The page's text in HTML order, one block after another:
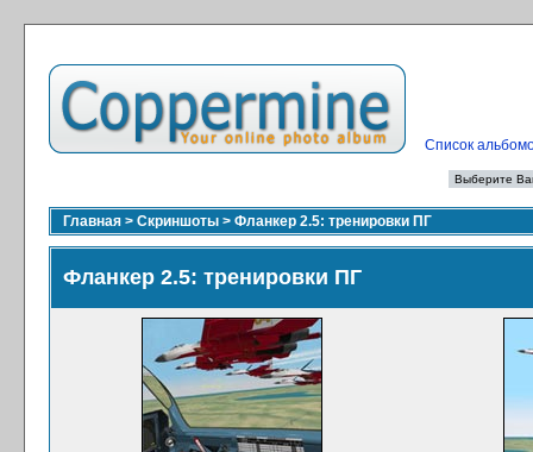
Список
Главная > Скриншоты > Фланкер 2.5: тренировки ПГ
Фланкер 2.5: тренировки ПГ